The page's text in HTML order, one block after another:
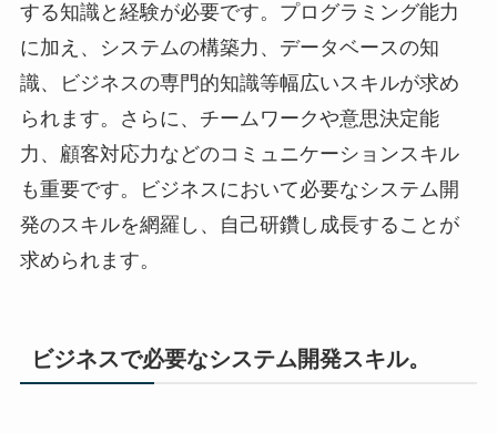
する知識と経験が必要です。プログラミング能力
に加え、システムの構築力、データベースの知
識、ビジネスの専門的知識等幅広いスキルが求め
られます。さらに、チームワークや意思決定能
力、顧客対応力などのコミュニケーションスキル
も重要です。ビジネスにおいて必要なシステム開
発のスキルを網羅し、自己研鑽し成長することが
求められます。
ビジネスで必要なシステム開発スキル。